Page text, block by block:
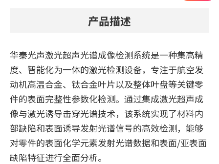
产品描述
华秦光声激光超声光谱成像检测系统是一种集高精
度、智能化为一体的激光检测设备，专注于航空发
动机高温合金、钛合金叶片以及整体叶盘等关键零
件的表面完整性参数化检测。通过集成激光超声成
像与激光诱导击穿光谱技术，该系统实现了材料内
部缺陷和表面诱导发射光谱信号的高效检测，能够
对零件的表面化学元素发射光谱数据和表面/亚表面
缺陷特征进行全面分析。